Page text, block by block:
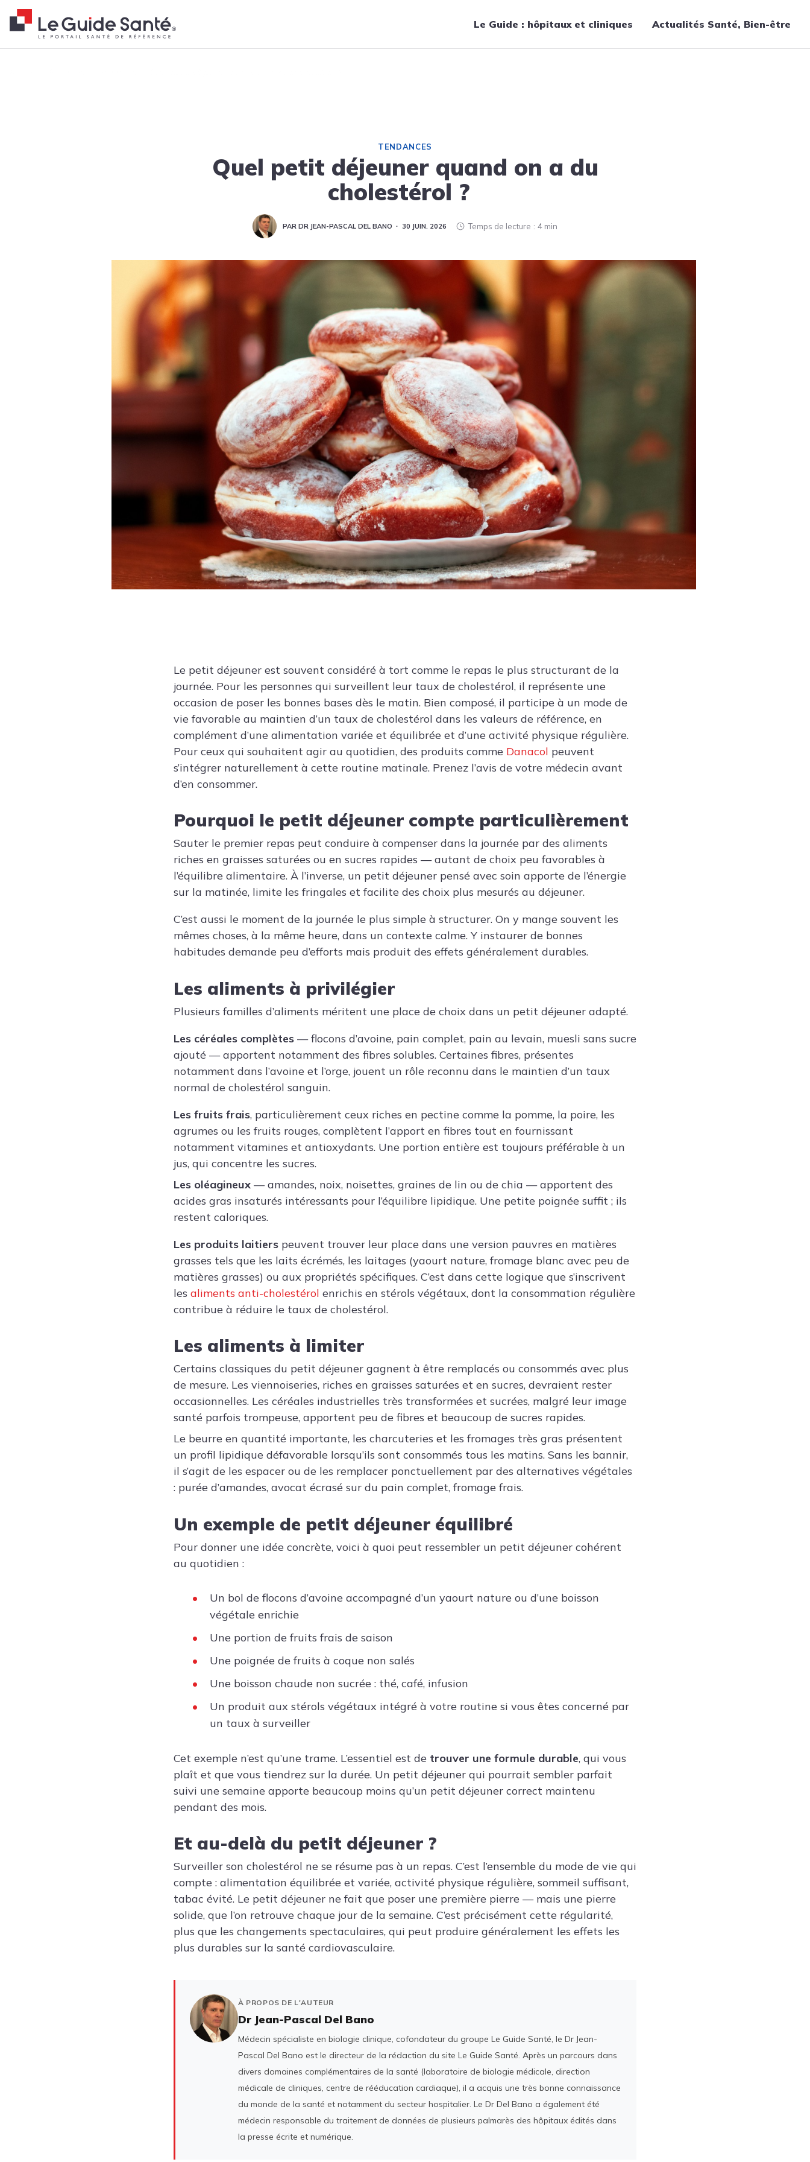
Le Guide : hôpitaux et cliniques Actualités Santé, Bien-être
Tendances
TENDANCES
Quel petit déjeuner quand on a du
cholestérol ?
PAR DR JEAN-PASCAL DEL BANO 30 JUIN. 2026 Temps de lecture 4 min
Le petit déjeuner est souvent considéré à tort comme le repas le plus structurant de la
journée. Pour les personnes qui surveillent leur taux de cholestérol, il représente une
occasion de poser les bonnes bases dès le matin. Bien composé, il participe à un mode de
vie favorable au maintien d’un taux de cholestérol dans les valeurs de référence, en
complément d’une alimentation variée et équilibrée et d’une activité physique régulière.
Pour ceux qui souhaitent agir au quotidien, des produits comme Danacol peuvent
s’intégrer naturellement à cette routine matinale. Prenez l’avis de votre médecin avant
d’en consommer.
Pourquoi le petit déjeuner compte particulièrement
Sauter le premier repas peut conduire à compenser dans la journée par des aliments
riches en graisses saturées ou en sucres rapides — autant de choix peu favorables à
l’équilibre alimentaire. À l’inverse, un petit déjeuner pensé avec soin apporte de l’énergie
sur la matinée, limite les fringales et facilite des choix plus mesurés au déjeuner.
C’est aussi le moment de la journée le plus simple à structurer. On y mange souvent les
mêmes choses, à la même heure, dans un contexte calme. Y instaurer de bonnes
habitudes demande peu d’efforts mais produit des effets généralement durables.
Les aliments à privilégier
Plusieurs familles d’aliments méritent une place de choix dans un petit déjeuner adapté.
Les céréales complètes — flocons d’avoine, pain complet, pain au levain, muesli sans sucre
ajouté — apportent notamment des fibres solubles. Certaines fibres, présentes
notamment dans l’avoine et l’orge, jouent un rôle reconnu dans le maintien d’un taux
normal de cholestérol sanguin.
Les fruits frais, particulièrement ceux riches en pectine comme la pomme, la poire, les
agrumes ou les fruits rouges, complètent l’apport en fibres tout en fournissant
notamment vitamines et antioxydants. Une portion entière est toujours préférable à un
jus, qui concentre les sucres.
Les oléagineux — amandes, noix, noisettes, graines de lin ou de chia — apportent des
acides gras insaturés intéressants pour l’équilibre lipidique. Une petite poignée suffit ; ils
restent caloriques.
Les produits laitiers peuvent trouver leur place dans une version pauvres en matières
grasses tels que les laits écrémés, les laitages (yaourt nature, fromage blanc avec peu de
matières grasses) ou aux propriétés spécifiques. C’est dans cette logique que s’inscrivent
les aliments anti-cholestérol enrichis en stérols végétaux, dont la consommation régulière
contribue à réduire le taux de cholestérol.
Les aliments à limiter
Certains classiques du petit déjeuner gagnent à être remplacés ou consommés avec plus
de mesure. Les viennoiseries, riches en graisses saturées et en sucres, devraient rester
occasionnelles. Les céréales industrielles très transformées et sucrées, malgré leur image
santé parfois trompeuse, apportent peu de fibres et beaucoup de sucres rapides.
Le beurre en quantité importante, les charcuteries et les fromages très gras présentent
un profil lipidique défavorable lorsqu’ils sont consommés tous les matins. Sans les bannir,
il s’agit de les espacer ou de les remplacer ponctuellement par des alternatives végétales
: purée d’amandes, avocat écrasé sur du pain complet, fromage frais.
Un exemple de petit déjeuner équilibré
Pour donner une idée concrète, voici à quoi peut ressembler un petit déjeuner cohérent
au quotidien :
Un bol de flocons d’avoine accompagné d’un yaourt nature ou d’une boisson
végétale enrichie
Une portion de fruits frais de saison
Une poignée de fruits à coque non salés
Une boisson chaude non sucrée : thé, café, infusion
Un produit aux stérols végétaux intégré à votre routine si vous êtes concerné par
un taux à surveiller
Cet exemple n’est qu’une trame. L’essentiel est de trouver une formule durable, qui vous
plaît et que vous tiendrez sur la durée. Un petit déjeuner qui pourrait sembler parfait
suivi une semaine apporte beaucoup moins qu’un petit déjeuner correct maintenu
pendant des mois.
Et au-delà du petit déjeuner ?
Surveiller son cholestérol ne se résume pas à un repas. C’est l’ensemble du mode de vie qui
compte : alimentation équilibrée et variée, activité physique régulière, sommeil suffisant,
tabac évité. Le petit déjeuner ne fait que poser une première pierre — mais une pierre
solide, que l’on retrouve chaque jour de la semaine. C’est précisément cette régularité,
plus que les changements spectaculaires, qui peut produire généralement les effets les
plus durables sur la santé cardiovasculaire.
À PROPOS DE L'AUTEUR
Dr Jean-Pascal Del Bano
Médecin spécialiste en biologie clinique, cofondateur du groupe Le Guide Santé, le Dr Jean-
Pascal Del Bano est le directeur de la rédaction du site Le Guide Santé. Après un parcours dans
divers domaines complémentaires de la santé (laboratoire de biologie médicale, direction
médicale de cliniques, centre de rééducation cardiaque), il a acquis une très bonne connaissance
du monde de la santé et notamment du secteur hospitalier. Le Dr Del Bano a également été
médecin responsable du traitement de données de plusieurs palmarès des hôpitaux édités dans
la presse écrite et numérique.